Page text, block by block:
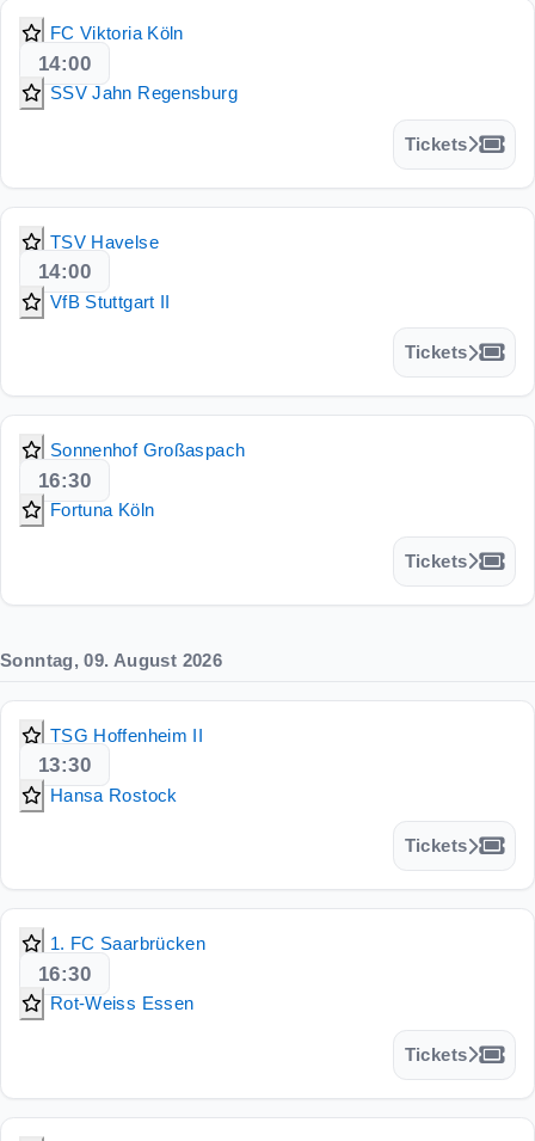
FC Viktoria Köln
14:00
SSV Jahn Regensburg
Tickets
TSV Havelse
14:00
VfB Stuttgart II
Tickets
Sonnenhof Großaspach
16:30
Fortuna Köln
Tickets
Sonntag, 09. August 2026
TSG Hoffenheim II
13:30
Hansa Rostock
Tickets
1. FC Saarbrücken
16:30
Rot-Weiss Essen
Tickets